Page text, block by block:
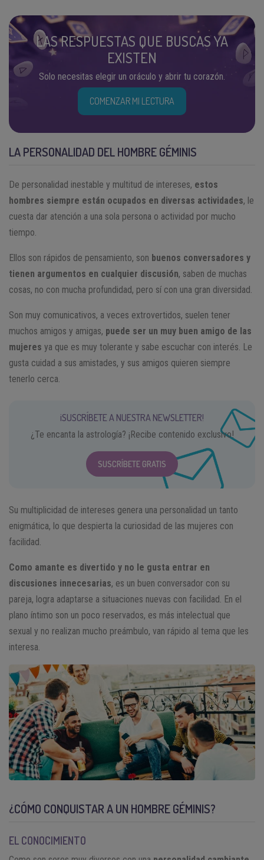
LAS RESPUESTAS QUE BUSCAS YA
EXISTEN
Solo necesitas elegir un oráculo y abrir tu corazón.
COMENZAR MI LECTURA
LA PERSONALIDAD DEL HOMBRE GÉMINIS
De personalidad inestable y multitud de intereses, estos
hombres siempre están ocupados en diversas actividades, le
cuesta dar atención a una sola persona o actividad por mucho
tiempo.
Ellos son rápidos de pensamiento, son buenos conversadores y
tienen argumentos en cualquier discusión, saben de muchas
cosas, no con mucha profundidad, pero sí con una gran diversidad.
Son muy comunicativos, a veces extrovertidos, suelen tener
muchos amigos y amigas, puede ser un muy buen amigo de las
mujeres ya que es muy tolerante y sabe escuchar con interés. Le
gusta cuidad a sus amistades, y sus amigos quieren siempre
tenerlo cerca.
¡SUSCRÍBETE A NUESTRA NEWSLETTER!
¿Te encanta la astrología? ¡Recibe contenido exclusivo!
SUSCRÍBETE GRATIS
Su multiplicidad de intereses genera una personalidad un tanto
enigmática, lo que despierta la curiosidad de las mujeres con
facilidad.
Como amante es divertido y no le gusta entrar en
discusiones innecesarias, es un buen conversador con su
pareja, logra adaptarse a situaciones nuevas con facilidad. En el
plano íntimo son un poco reservados, es más intelectual que
sexual y no realizan mucho preámbulo, van rápido al tema que les
interesa.
¿CÓMO CONQUISTAR A UN HOMBRE GÉMINIS?
EL CONOCIMIENTO